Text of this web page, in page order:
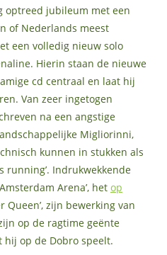
optreed jubileum met een
of Nederlands meest
een volledig nieuw solo
Hierin staan de nieuwe
cd centraal en laat hij
Van zeer ingetogen
na een angstige
Migliorinni,
kunnen in stukken als
running’. Indrukwekkende
Arena’, het op
Queen’, zijn bewerking van
zijn op de ragtime geënte
hij op de Dobro speelt.